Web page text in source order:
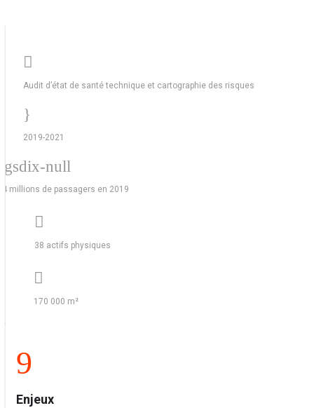

Audit d’état de santé technique et cartographie des risques
}
2019-2021
null
millions de passagers en 2019

38 actifs physiques

170 000 m²
9
Enjeux